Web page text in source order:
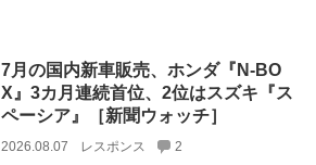
7月の国内新車販売、ホンダ『N-BO
X』3カ月連続首位、2位はスズキ『ス
ペーシア』［新聞ウォッチ］
2026.08.07 レスポンス 2